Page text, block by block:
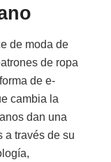
de moda de
de ropa
de e-
cambia la
dan una
a través de su